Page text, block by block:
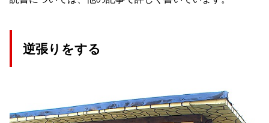
逆張りをする